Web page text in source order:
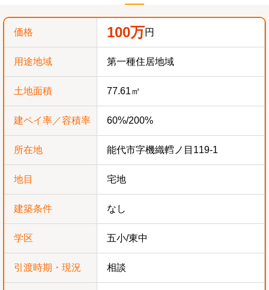
価格 100万円
用途地域 第一種住居地域
土地面積 77.61㎡
建ペイ率／容積率 60%/200%
所在地 能代市字機織轌ノ目119-1
地目 宅地
建築条件 なし
学区 五小/東中
引渡時期・現況 相談